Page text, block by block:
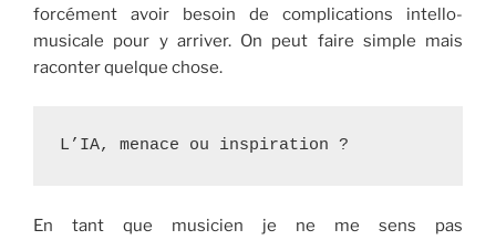
forcément avoir besoin de complications intello-
musicale pour y arriver. On peut faire simple mais
raconter quelque chose.
L’IA, menace ou inspiration ?
En tant que musicien je ne me sens pas